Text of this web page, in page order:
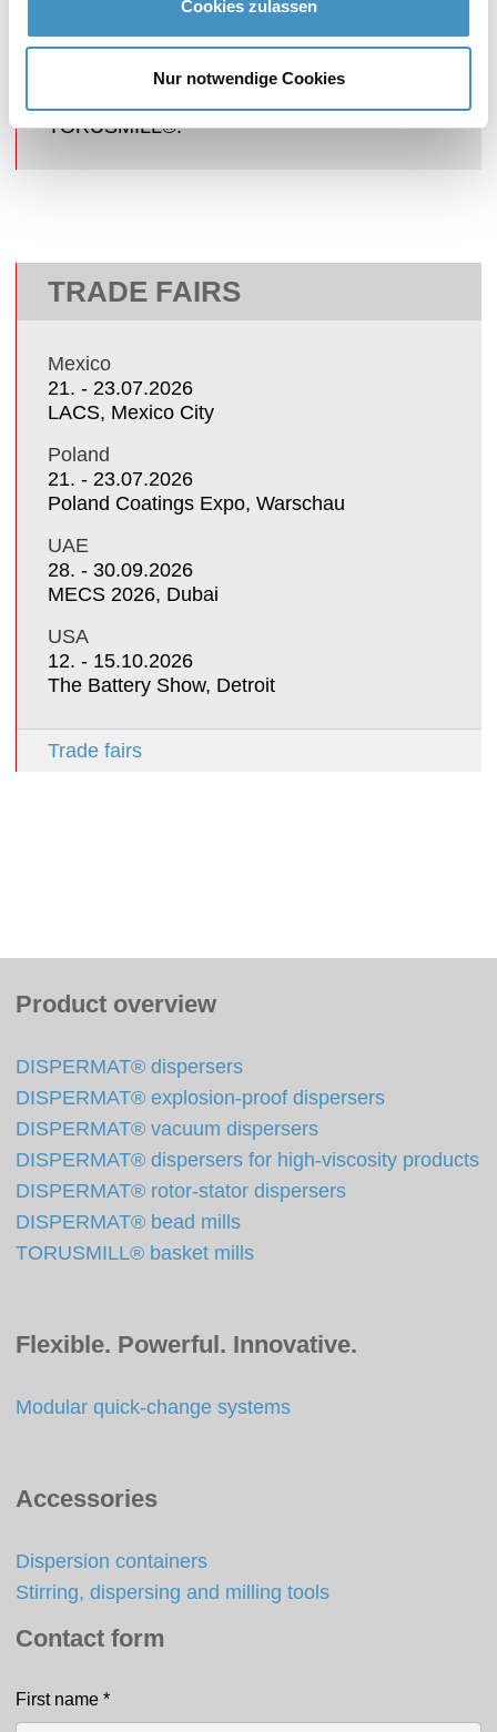
Cookies zulassen
Nur notwendige Cookies
innovations as well as a representative
exhibition of patented dispersing and fine
TORUSMILL®.
TRADE FAIRS
Mexico
21. - 23.07.2026
LACS, Mexico City
Poland
21. - 23.07.2026
Poland Coatings Expo, Warschau
UAE
28. - 30.09.2026
MECS 2026, Dubai
USA
12. - 15.10.2026
The Battery Show, Detroit
Trade fairs
Product overview
DISPERMAT® dispersers
DISPERMAT® explosion-proof dispersers
DISPERMAT® vacuum dispersers
DISPERMAT® dispersers for high-viscosity products
DISPERMAT® rotor-stator dispersers
DISPERMAT® bead mills
TORUSMILL® basket mills
Flexible. Powerful. Innovative.
Modular quick-change systems
Accessories
Dispersion containers
Stirring, dispersing and milling tools
Contact form
Contact
First name *